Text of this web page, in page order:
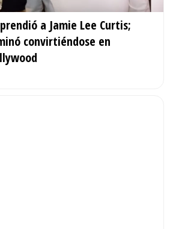
a Jamie Lee Curtis;
convirtiéndose en